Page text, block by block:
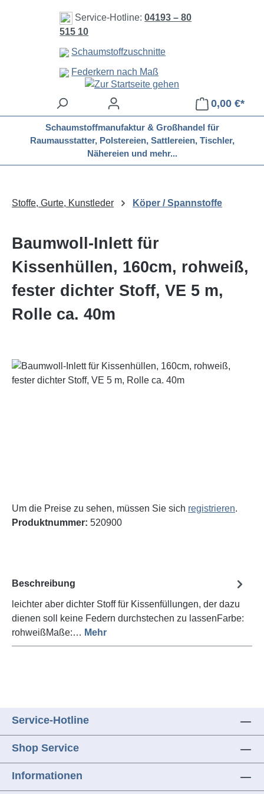
Zum Hauptinhalt springen
Service-Hotline:04193 – 80
515 10
Schaumstoffzuschnitte
Federkern nach Maß
0,00 €*
Schaumstoffmanufaktur & Großhandel für
Raumausstatter, Polstereien, Sattlereien, Tischler,
Nähereien und mehr...
Stoffe, Gurte, Kunstleder Köper / Spannstoffe
Baumwoll-Inlett für
Kissenhüllen, 160cm, rohweiß,
fester dichter Stoff, VE 5 m,
Rolle ca. 40m
Bildergalerie überspringen
Um die Preise zu sehen, müssen Sie sich registrieren.
Produktnummer: 520900
Beschreibung
leichter aber dichter Stoff für Kissenfüllungen, der dazu
dienen soll keine Federn durchstechen zu lassenFarbe:
rohweißMaße:… Mehr
Service-Hotline
Shop Service
Informationen